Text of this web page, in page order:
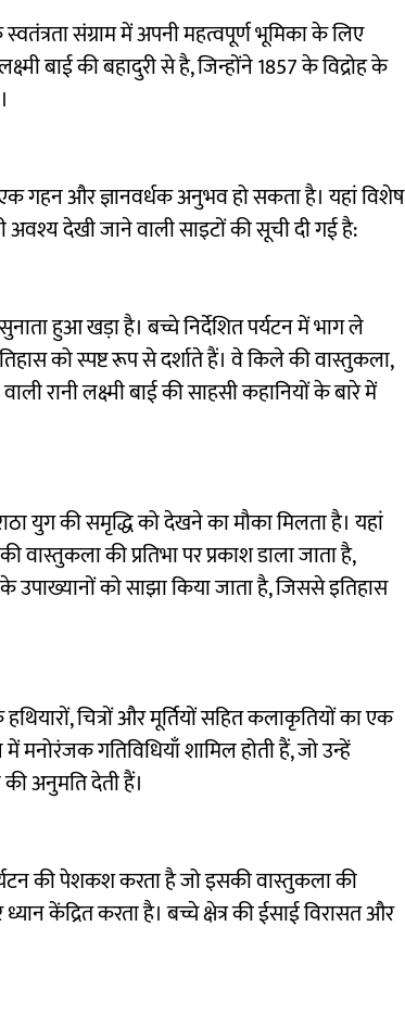
संग्राम में अपनी महत्वपूर्ण भूमिका के लिए
बाई की बहादुरी से है, जिन्होंने 1857 के विद्रोह के
गहन और ज्ञानवर्धक अनुभव हो सकता है। यहां विशेष
देखी जाने वाली साइटों की सूची दी गई है:
हुआ खड़ा है। बच्चे निर्देशित पर्यटन में भाग ले
को स्पष्ट रूप से दर्शाते हैं। वे किले की वास्तुकला,
रानी लक्ष्मी बाई की साहसी कहानियों के बारे में
युग की समृद्धि को देखने का मौका मिलता है। यहां
वास्तुकला की प्रतिभा पर प्रकाश डाला जाता है,
उपाख्यानों को साझा किया जाता है, जिससे इतिहास
चित्रों और मूर्तियों सहित कलाकृतियों का एक
मनोरंजक गतिविधियाँ शामिल होती हैं, जो उन्हें
अनुमति देती हैं।
की पेशकश करता है जो इसकी वास्तुकला की
केंद्रित करता है। बच्चे क्षेत्र की ईसाई विरासत और